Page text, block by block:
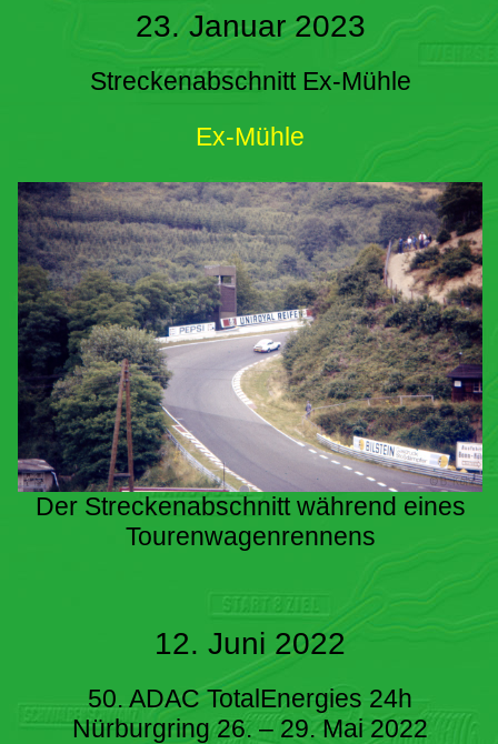
23. Januar 2023
Streckenabschnitt Ex-Mühle
Ex-Mühle
Der Streckenabschnitt während eines
Tourenwagenrennens
12. Juni 2022
50. ADAC TotalEnergies 24h
Nürburgring 26. – 29. Mai 2022